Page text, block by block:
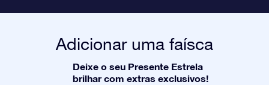
Adicionar uma faísca
Deixe o seu Presente Estrela
brilhar com extras exclusivos!